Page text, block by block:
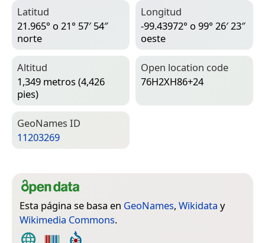
Latitud
21.965° o 21° 57′ 54″
norte
Longitud
-99.43972° o 99° 26′ 23″
oeste
Altitud
1,349 metros (4,426
pies)
Open location code
76H2XH86+24
Geo­Names ID
11203269
Esta página se basa en GeoNames, Wikidata y
Wikimedia Commons.